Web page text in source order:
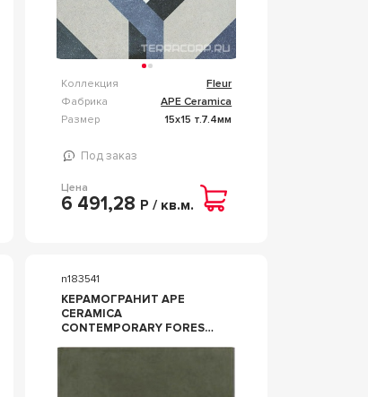
Коллекция
Fleur
Фабрика
APE Ceramica
Размер
15x15 т.7.4мм
Под заказ
Цена
6 491,28 Р / кв.м.
n183541
КЕРАМОГРАНИТ APE
CERAMICA
CONTEMPORARY FOREST